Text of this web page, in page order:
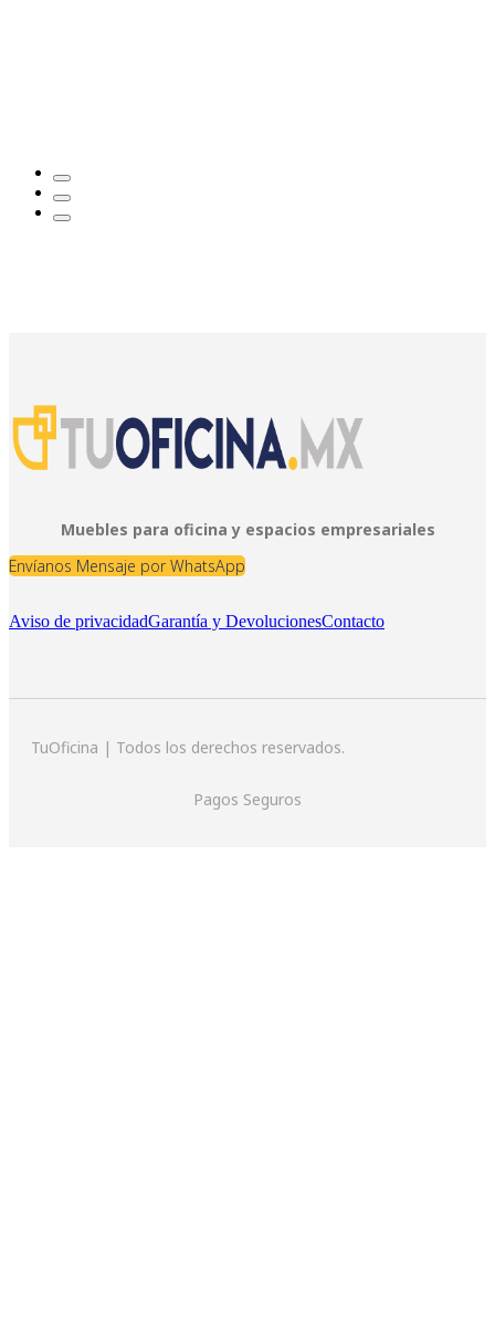
Muebles para oficina y espacios empresariales
Envíanos Mensaje por WhatsApp
Aviso de privacidadGarantía y DevolucionesContacto
TuOficina | Todos los derechos reservados.
Pagos Seguros